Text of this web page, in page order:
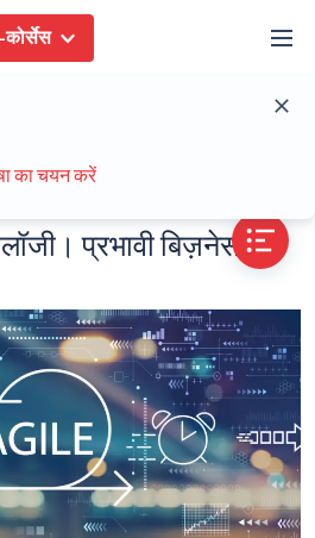
का चयन करें
प्रभावी बिज़नेस मैनेजमेंट"
के कैटलॉग पर जाएं
प्रभावी बिज़नेस